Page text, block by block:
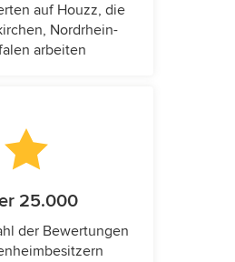
auf Houzz, die
Nordrhein-
arbeiten
25.000
der Bewertungen